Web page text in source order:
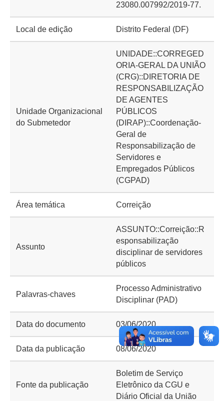
23080.007992/2019-77.
Local de edição Distrito Federal (DF)
Unidade Organizacional
do Submetedor
UNIDADE::CORREGED
ORIA-GERAL DA UNIÃO
(CRG)::DIRETORIA DE
RESPONSABILIZAÇÃO
DE AGENTES
PÚBLICOS
(DIRAP)::Coordenação-
Geral de
Responsabilização de
Servidores e
Empregados Públicos
(CGPAD)
Área temática Correição
Assunto
ASSUNTO::Correição::R
esponsabilização
disciplinar de servidores
públicos
Palavras-chaves
Processo Administrativo
Disciplinar (PAD)
Data do documento 03/06/2020
Data da publicação 08/06/2020
Fonte da publicação
Boletim de Serviço
Eletrônico da CGU e
Diário Oficial da União